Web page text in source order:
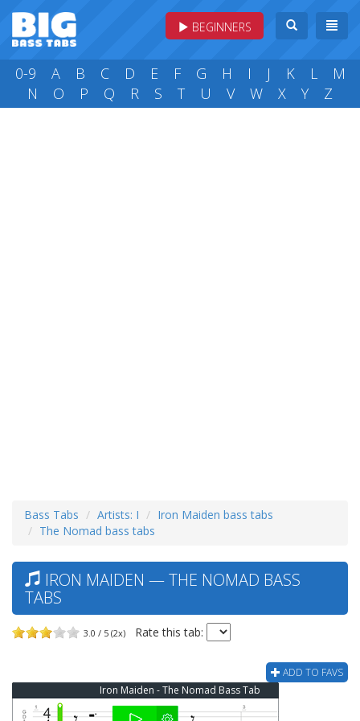
BEGINNERS
0-9 A B C D E F G H I J K L
M
N
O P Q R S T U V W X Y Z
Bass Tabs Artists: I
Iron Maiden bass tabs
The Nomad bass tabs
IRON MAIDEN — THE NOMAD BASS
TABS
3.0 / 5 (2x) Rate this tab:
ADD TO FAVS
Iron Maiden - The Nomad Bass Tab